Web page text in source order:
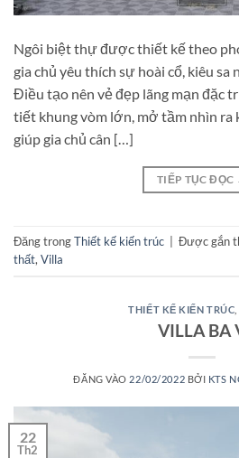
Ngôi biệt thự được thiết kế theo
gia chủ yêu thích sự hoài cổ, kiêu sa
Điều tạo nên vẻ đẹp lãng mạn đặc
tiết khung vòm lớn, mở tầm nhìn ra
giúp gia chủ cân […]
TIẾP TỤC ĐỌC
Đăng trongThiết kế kiến trúc Được gắn
thất,Villa
THIẾT KẾ KIẾN TRÚC
VILLA BA
ĐĂNG VÀO 22/02/2022 BỞI KTS
22
Th2